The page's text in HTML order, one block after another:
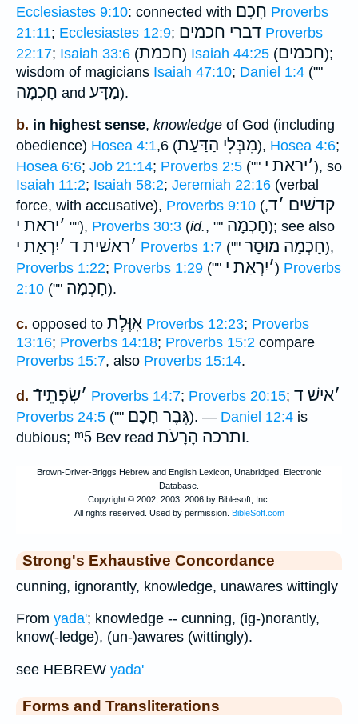
Ecclesiastes 9:10: connected with חָכָם Proverbs
21:11; Ecclesiastes 12:9; דברי חכמים Proverbs
22:17; Isaiah 33:6 (חכמת) Isaiah 44:25 (חכמים);
wisdom of magicians Isaiah 47:10; Daniel 1:4 (""
חָכְמָה and מַדָּע).
b. in highest sense, knowledge of God (including
obedience) Hosea 4:1,6 (מִבְּלִי הַדַּעַת), Hosea 4:6;
Hosea 6:6; Job 21:14; Proverbs 2:5 ("" ׳יראת י ), so
Isaiah 11:2; Isaiah 58:2; Jeremiah 22:16 (verbal
force, with accusative), Proverbs 9:10 ( קדשׁים ׳ד,
"" ׳יראת י ), Proverbs 30:3 (id., "" חָכְמָה); see also
׳ראשׁית ד ׳יִרְאַת י Proverbs 1:7 ("" חָכְמָה מוּסָר),
Proverbs 1:22; Proverbs 1:29 ("" ׳יִרְאַת י ) Proverbs
2:10 ("" חָכְמָה).
c. opposed to אִוֶּלֶת Proverbs 12:23; Proverbs
13:16; Proverbs 14:18; Proverbs 15:2 compare
Proverbs 15:7, also Proverbs 15:14.
d. ׳שִׂפְתֵידֿ Proverbs 14:7; Proverbs 20:15; ׳אישׁ ד
Proverbs 24:5 ("" גֶּבֶר חָכָם). — Daniel 12:4 is
dubious; ᵐ5 Bev read ותרכה הָרָעֹת.
Strong's Exhaustive Concordance
cunning, ignorantly, knowledge, unawares wittingly
From yada'; knowledge -- cunning, (ig-)norantly,
know(-ledge), (un-)awares (wittingly).
see HEBREW yada'
Forms and Transliterations